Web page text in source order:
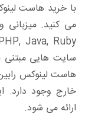
با خرید هاست
می کنید. میزبانی
هاست لینوکس
ارائه می شود.